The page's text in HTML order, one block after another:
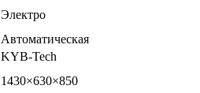
Электро
Автоматическая
KYB-Tech
1430×630×850